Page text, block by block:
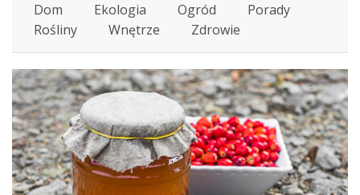
Dom Ekologia Ogród
Porady
Rośliny
Wnętrze Zdrowie